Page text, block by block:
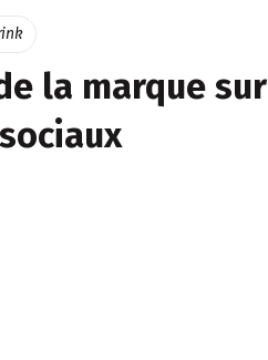
la marque sur